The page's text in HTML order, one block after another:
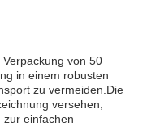
von 50
in einem robusten
zu vermeiden.Die
versehen,
zur einfachen